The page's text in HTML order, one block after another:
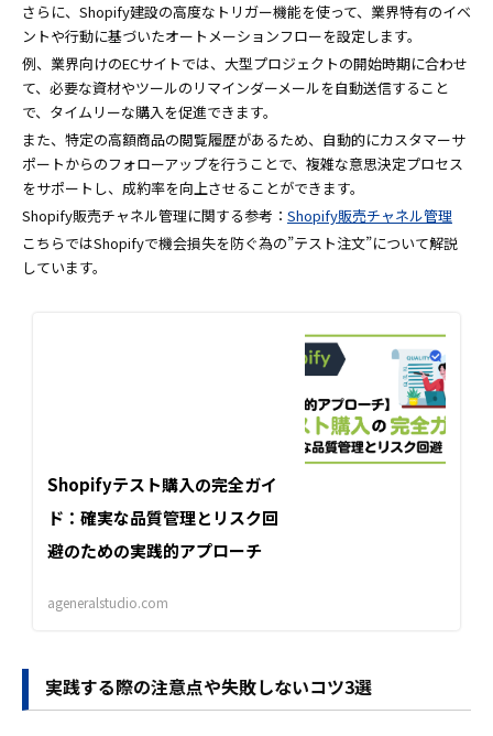
さらに、Shopify建設の高度なトリガー機能を使って、業界特有のイベ
ントや行動に基づいたオートメーションフローを設定します。
例、業界向けのECサイトでは、大型プロジェクトの開始時期に合わせ
て、必要な資材やツールのリマインダーメールを自動送信すること
で、タイムリーな購入を促進できます。
また、特定の高額商品の閲覧履歴があるため、自動的にカスタマーサ
ポートからのフォローアップを行うことで、複雑な意思決定プロセス
をサポートし、成約率を向上させることができます。
Shopify販売チャネル管理に関する参考： Shopify販売チャネル管理
こちらではShopifyで機会損失を防ぐ為の”テスト注文”について解説
しています。
Shopifyテスト購入の完全ガイ
ド：確実な品質管理とリスク回
避のための実践的アプローチ
ageneralstudio.com
実践する際の注意点や失敗しないコツ3選